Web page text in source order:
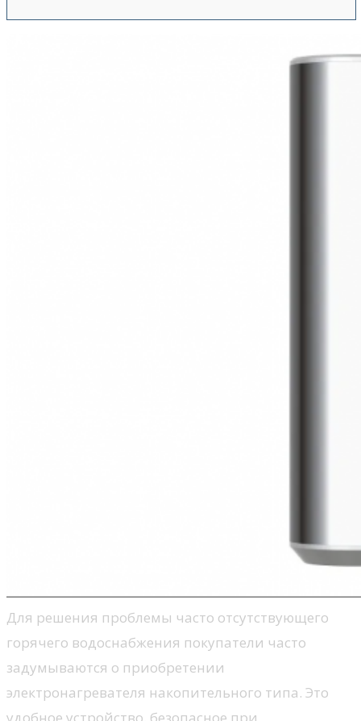
Для решения проблемы часто отсутствующего
горячего водоснабжения покупатели часто
задумываются о приобретении
электронагревателя накопительного типа. Это